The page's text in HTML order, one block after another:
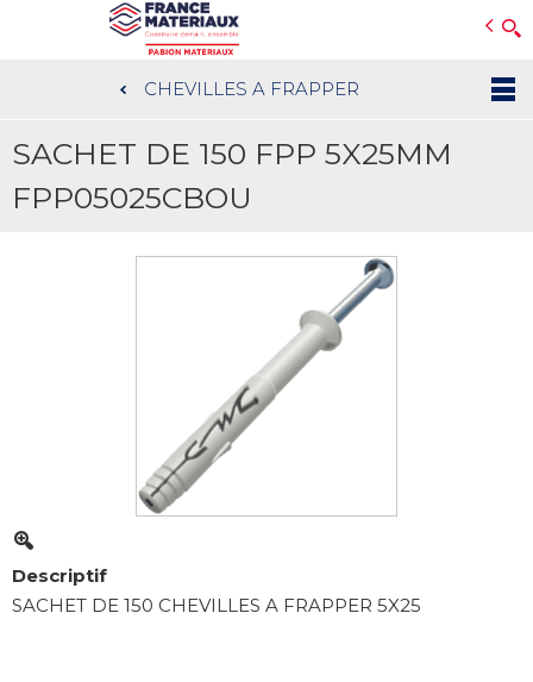
au
contenu
CHEVILLES A FRAPPER
SACHET DE 150 FPP 5X25MM
FPP05025CBOU
Descriptif
SACHET DE 150 CHEVILLES A FRAPPER 5X25